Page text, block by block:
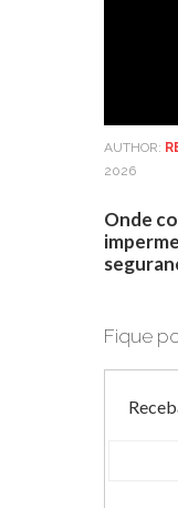
AUTHOR:
2026
Onde
Fique